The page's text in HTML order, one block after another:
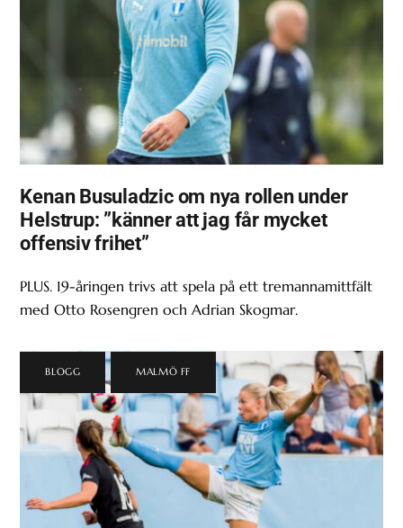
Kenan Busuladzic om nya rollen under
Helstrup: ”känner att jag får mycket
offensiv frihet”
PLUS. 19-åringen trivs att spela på ett tremannamittfält
med Otto Rosengren och Adrian Skogmar.
BLOGG MALMÖ FF